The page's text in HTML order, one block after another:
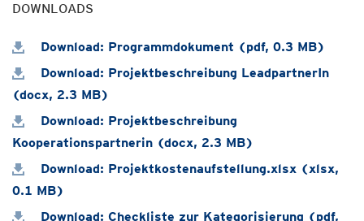
DOWNLOADS
Download: Programmdokument (pdf, 0.3 MB)
Download: Projektbeschreibung LeadpartnerIn
(docx, 2.3 MB)
Download: Projektbeschreibung
Kooperationspartnerin (docx, 2.3 MB)
Download: Projektkostenaufstellung.xlsx (xlsx,
0.1 MB)
Download: Checkliste zur Kategorisierung (pdf,